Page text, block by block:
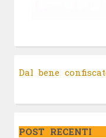
Dal bene
POST RECENTI